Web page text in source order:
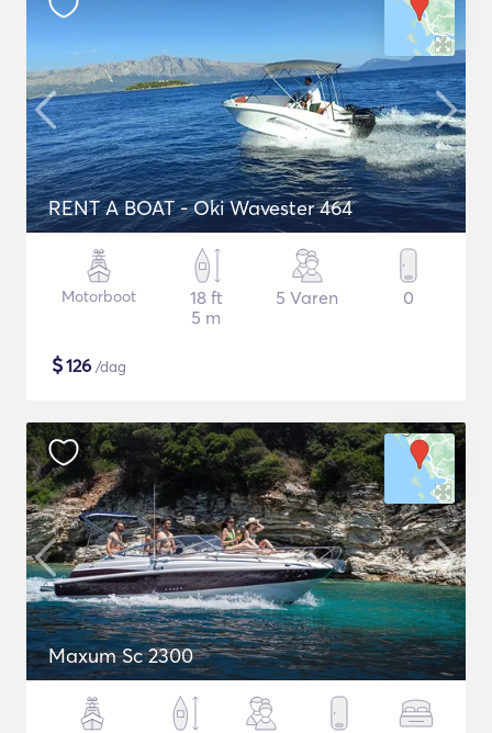
RENT A BOAT - Oki Wavester 464
Motorboot
18 ft
5 m
5 Varen 0
$126 /dag
Maxum Sc 2300